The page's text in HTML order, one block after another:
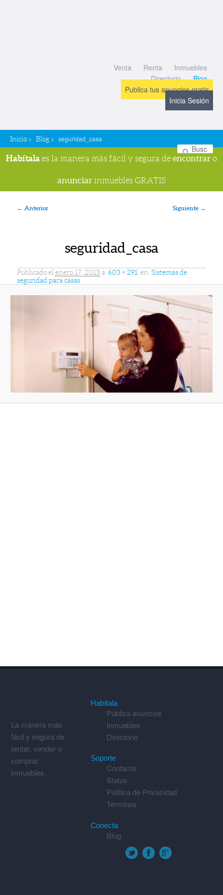
Venta Renta
Inmuebles
Directorio
Blog
Publica tus anuncios gratis
Inicia Sesión
Inicio > Blog > seguridad_casa
Habítala es la manera más fácil y segura de encontrar o
anunciar inmuebles GRATIS
Navegador de imágenes
← Anterior Siguiente →
seguridad_casa
Publicado el enero 17, 2013 a 603 × 291 en Sistemas de
seguridad para casas
La manera más
fácil y segura de
rentar, vender o
comprar
inmuebles.
Habítala
Publica anuncios
Inmuebles
Directorio
Soporte
Contacto
Status
Política de Privacidad
Términos
Conecta
Blog